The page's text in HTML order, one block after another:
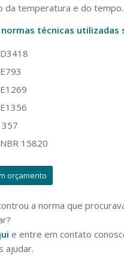
da temperatura e do tempo.
técnicas utilizadas
15820
orçamento
a norma que
e entre em contato
ajudar.